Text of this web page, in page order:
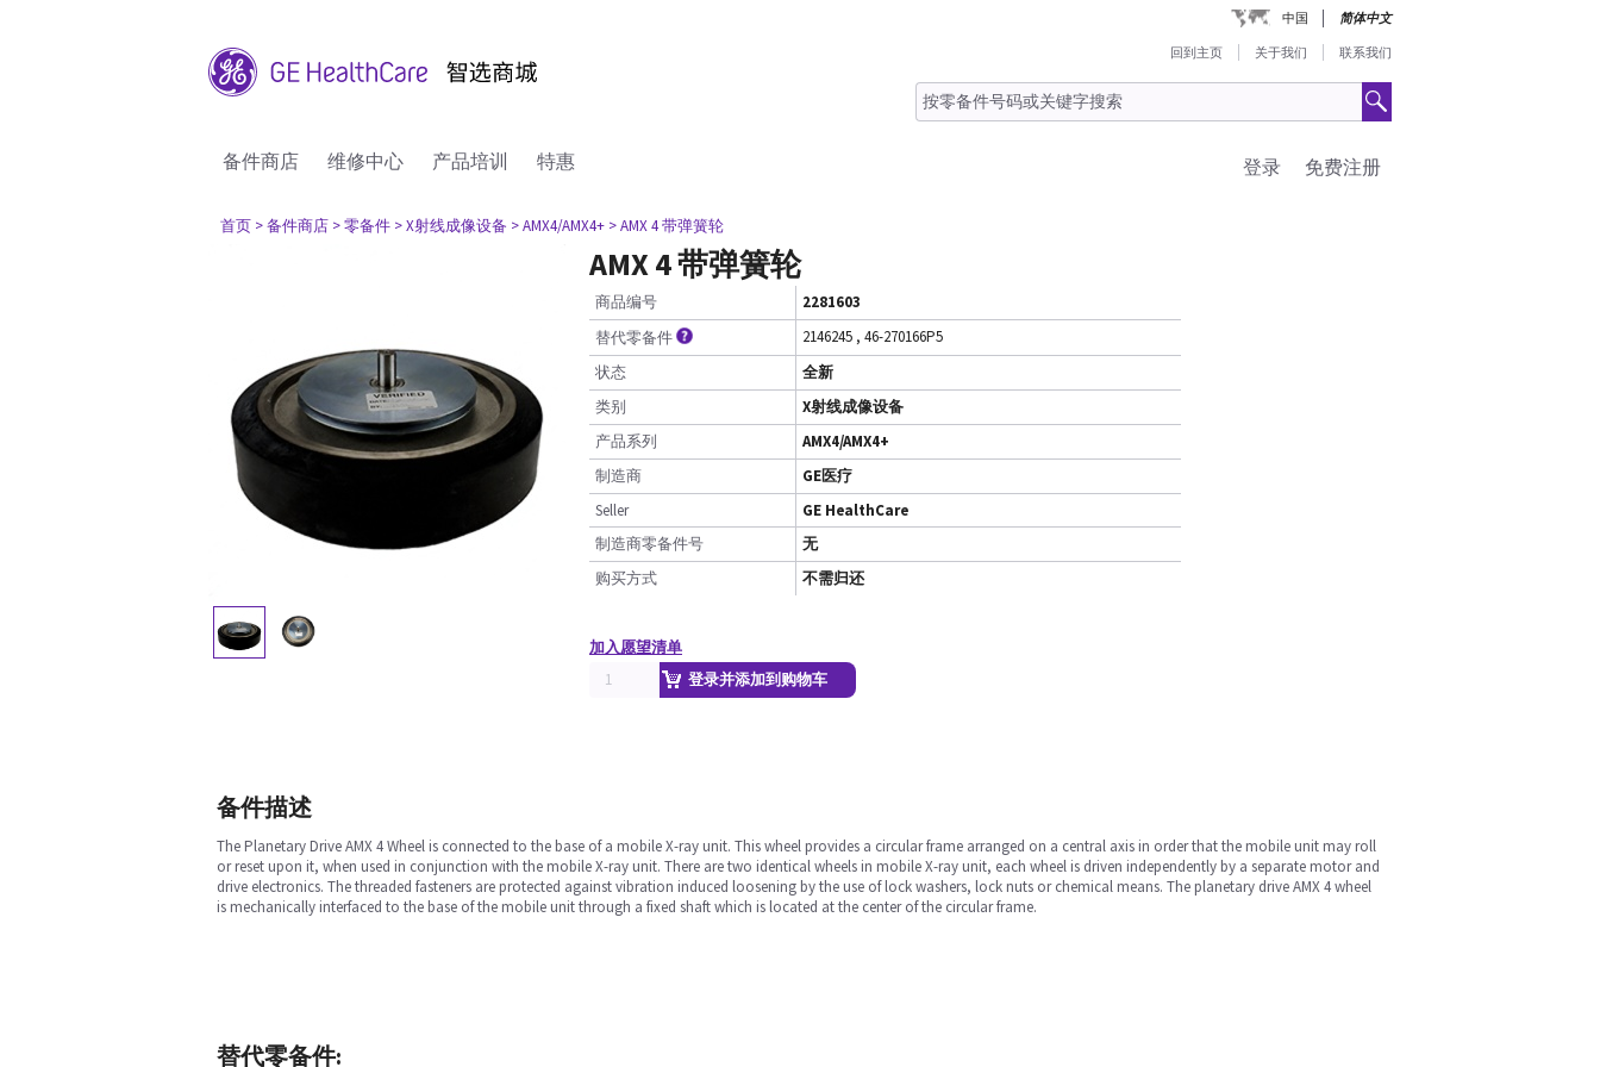
中国 简体中文
回到主页 关于我们 联系我们
备件商店 维修中心 产品培训 特惠 免费注册
登录
首页 > 备件商店 > 零备件 > X射线成像设备 > AMX4/AMX4+ > AMX 4 带弹簧轮
AMX 4 带弹簧轮
商品编号
2281603
替代零备件
2146245 , 46-270166P5
状态
全新
类别
X射线成像设备
产品系列
AMX4/AMX4+
制造商
GE医疗
Seller
GE HealthCare
制造商零备件号
无
购买方式
不需归还
加入愿望清单
登录并添加到购物车
备件描述
The Planetary Drive AMX 4 Wheel is connected to the base of a mobile X-ray unit. This wheel provides a circular frame arranged on a central axis in order that the mobile unit may roll
or reset upon it, when used in conjunction with the mobile X-ray unit. There are two identical wheels in mobile X-ray unit, each wheel is driven independently by a separate motor and
drive electronics. The threaded fasteners are protected against vibration induced loosening by the use of lock washers, lock nuts or chemical means. The planetary drive AMX 4 wheel
is mechanically interfaced to the base of the mobile unit through a fixed shaft which is located at the center of the circular frame.
替代零备件: